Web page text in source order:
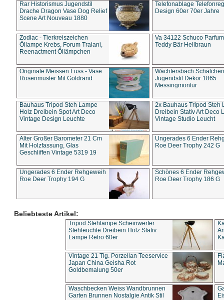
Rar Historismus Jugendstil
Drache Dragon Vase Dog Relief
Scene Art Nouveau 1880
Telefonablage
Design 60er 70er Jahre
Zodiac - Tierkreiszeichen
Öllampe Krebs, Forum Traiani,
Reenactment Öllämpchen
Va 34122 Schuco
Teddy Bär Hellbraun
Originale Meissen Fuss - Vase
Rosenmuster Mit Goldrand
Wächtersbach Schälchen
Jugendstil Dekor 1865
Messingmontur
Bauhaus Tripod Steh Lampe
Holz Dreibein Spot Art Deco
Vintage Design Leuchte
2x Bauhaus Tripod Steh
Dreibein Stativ Art Deco
Vintage Studio Leucht
Alter Großer Barometer 21 Cm
Mit Holzfassung, Glas
Geschliffen Vintage 5319 19
Ungerades 6 Ender
Roe Deer Trophy 242 G
Ungerades 6 Ender Rehgeweih
Roe Deer Trophy 194 G
Schönes 6 Ender
Roe Deer Trophy 186 G
Beliebteste Artikel:
Tripod Stehlampe Scheinwerfer
Stehleuchte Dreibein Holz Stativ
Lampe Retro 60er
Vintage 21 Tlg. Porzellan Teeservice
Japan China Geisha Rot
Goldbemalung 50er
Waschbecken Weiss Wandbrunnen
Garten Brunnen Nostalgie Antik Stil